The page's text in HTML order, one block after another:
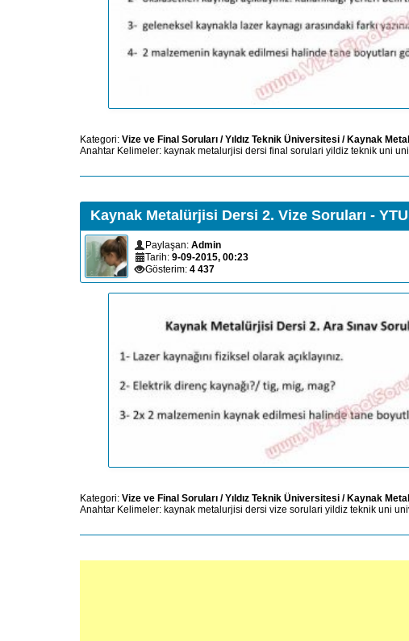
Kategori: Vize ve Final Soruları /Yıldız Teknik Üniversitesi /Kaynak
Anahtar Kelimeler: kaynak metalurjisi dersi final sorulari yildiz teknik uni
Kaynak Metalürjisi Dersi 2. Vize Soruları - YTU
Paylaşan: Admin
Tarih: 9-09-2015, 00:23
Gösterim: 4 437
Kategori: Vize ve Final Soruları /Yıldız Teknik Üniversitesi / Kaynak
Anahtar Kelimeler: kaynak metalurjisi dersi vize sorulari yildiz teknik uni